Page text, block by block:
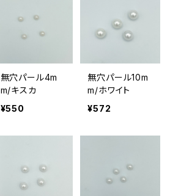
無穴パール4m
m/キスカ
¥550
無穴パール10m
m/ホワイト
¥572